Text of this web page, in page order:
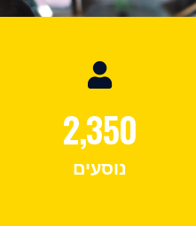
2,350
נוסעים